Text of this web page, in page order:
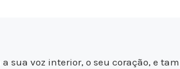
sua voz interior, o seu coração, e